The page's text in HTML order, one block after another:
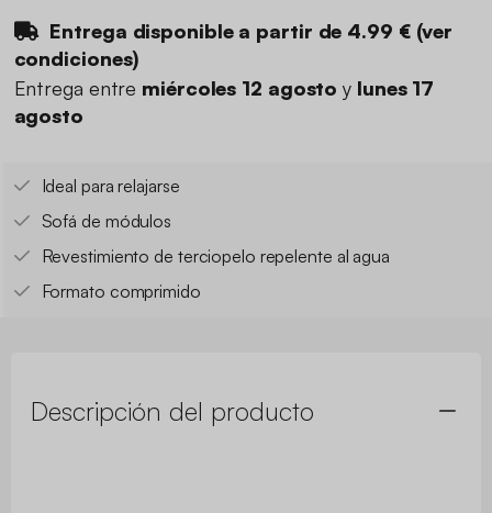
Entrega disponible a partir de 4.99 €(ver
condiciones)
Entrega entre miércoles 12 agostoy lunes 17
agosto
Ideal para relajarse
Sofá de módulos
Revestimiento de terciopelo repelente al agua
Formato comprimido
Descripción del producto